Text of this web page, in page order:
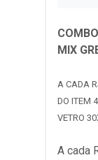
MIX
A CADA
DO ITEM
VETRO
A cada